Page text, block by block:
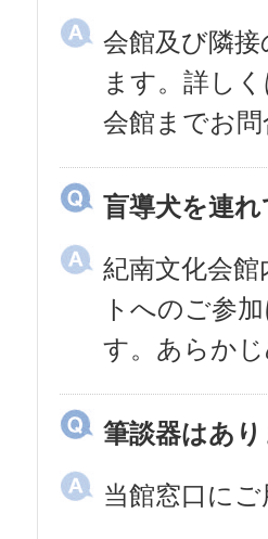
会館及び隣
ます。詳し
会館までお問
盲導犬を連
紀南文化会
トへのご参
す。あらか
筆談器はあり
当館窓口に